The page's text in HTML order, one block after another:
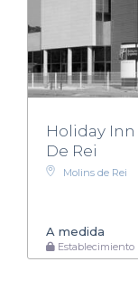
Holiday
De Rei
Molins de Rei
A medida
Establecimiento